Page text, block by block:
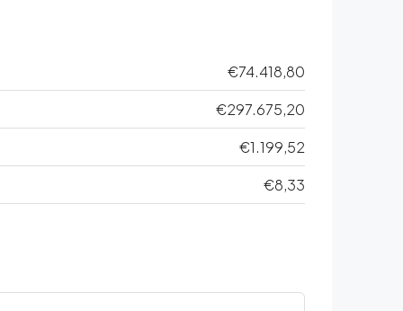
€74.418,80
€297.675,20
€1.199,52
€8,33